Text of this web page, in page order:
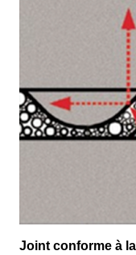
Joint conforme à